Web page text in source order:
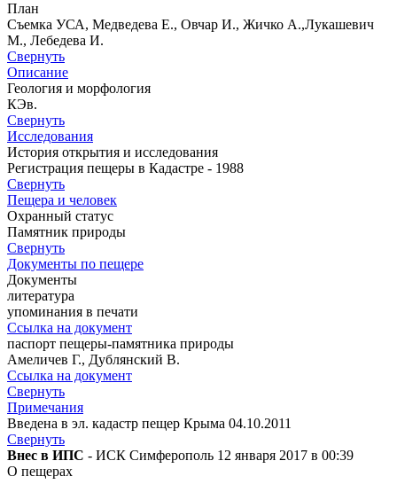
План
Съемка УСА, Медведева Е., Овчар И., Жичко А.,Лукашевич
М., Лебедева И.
Свернуть
Описание
Геология и морфология
КЭв.
Свернуть
Исследования
История открытия и исследования
Регистрация пещеры в Кадастре - 1988
Свернуть
Пещера и человек
Охранный статус
Памятник природы
Свернуть
Документы по пещере
Документы
литература
упоминания в печати
Ссылка на документ
паспорт пещеры-памятника природы
Амеличев Г., Дублянский В.
Ссылка на документ
Свернуть
Примечания
Введена в эл. кадастр пещер Крыма 04.10.2011
Свернуть
Внес в ИПС - ИСК Симферополь 12 января 2017 в 00:39
О пещерах